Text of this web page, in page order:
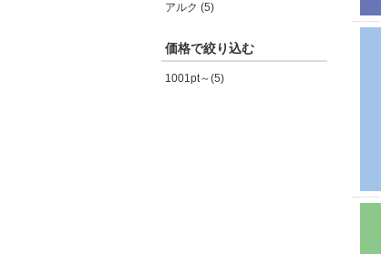
アルク (5)
価格で絞り込む
1001pt～(5)